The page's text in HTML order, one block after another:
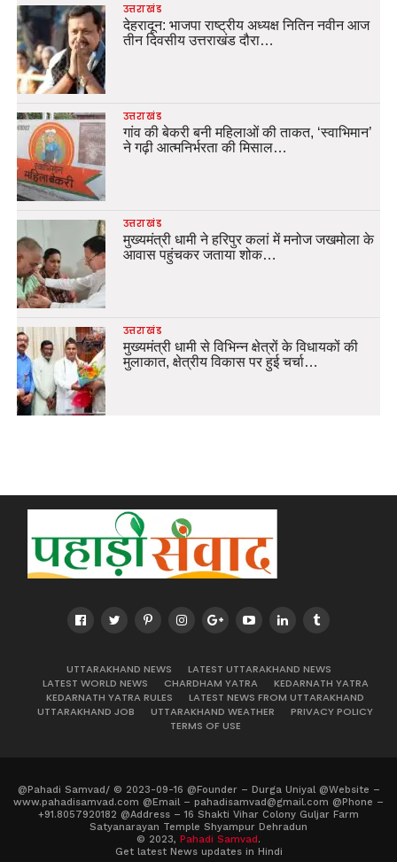
उत्तराखंड
देहरादून: भाजपा राष्ट्रीय अध्यक्ष नितिन नवीन आज
तीन दिवसीय उत्तराखंड दौरा…
उत्तराखंड
गांव की बेकरी बनी महिलाओं की ताकत, ‘स्वाभिमान’
ने गढ़ी आत्मनिर्भरता की मिसाल…
उत्तराखंड
मुख्यमंत्री धामी ने हरिपुर कलां में मनोज जखमोला के
आवास पहुंचकर जताया शोक…
उत्तराखंड
मुख्यमंत्री धामी से विभिन्न क्षेत्रों के विधायकों की
मुलाकात, क्षेत्रीय विकास पर हुई चर्चा…
UTTARAKHAND NEWS
LATEST UTTARAKHAND NEWS
LATEST WORLD NEWS
CHARDHAM YATRA
KEDARNATH YATRA
KEDARNATH YATRA RULES
LATEST NEWS FROM UTTARAKHAND
UTTARAKHAND JOB
UTTARAKHAND WEATHER
PRIVACY POLICY
TERMS OF USE
@Pahadi Samvad/ © 2023-09-16 @Founder – Durga Uniyal @Website –
www.pahadisamvad.com @Email – pahadisamvad@gmail.com @Phone –
+91.8057920182 @Address – 16 Shakti Vihar Colony Guljar Farm
Satyanarayan Temple Shyampur Dehradun
© 2023, Pahadi Samvad.
Get latest News updates in Hindi